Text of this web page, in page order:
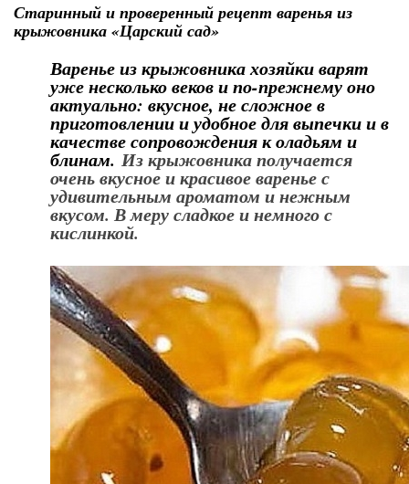
Старинный и проверенный рецепт варенья из
крыжовника «Царский сад»
Варенье из крыжовника хозяйки варят
уже несколько веков и по-прежнему оно
актуально: вкусное, не сложное в
приготовлении и удобное для выпечки и в
качестве сопровождения к оладьям и
блинам. Из крыжовника получается
очень вкусное и красивое варенье с
удивительным ароматом и нежным
вкусом. В меру сладкое и немного с
кислинкой.